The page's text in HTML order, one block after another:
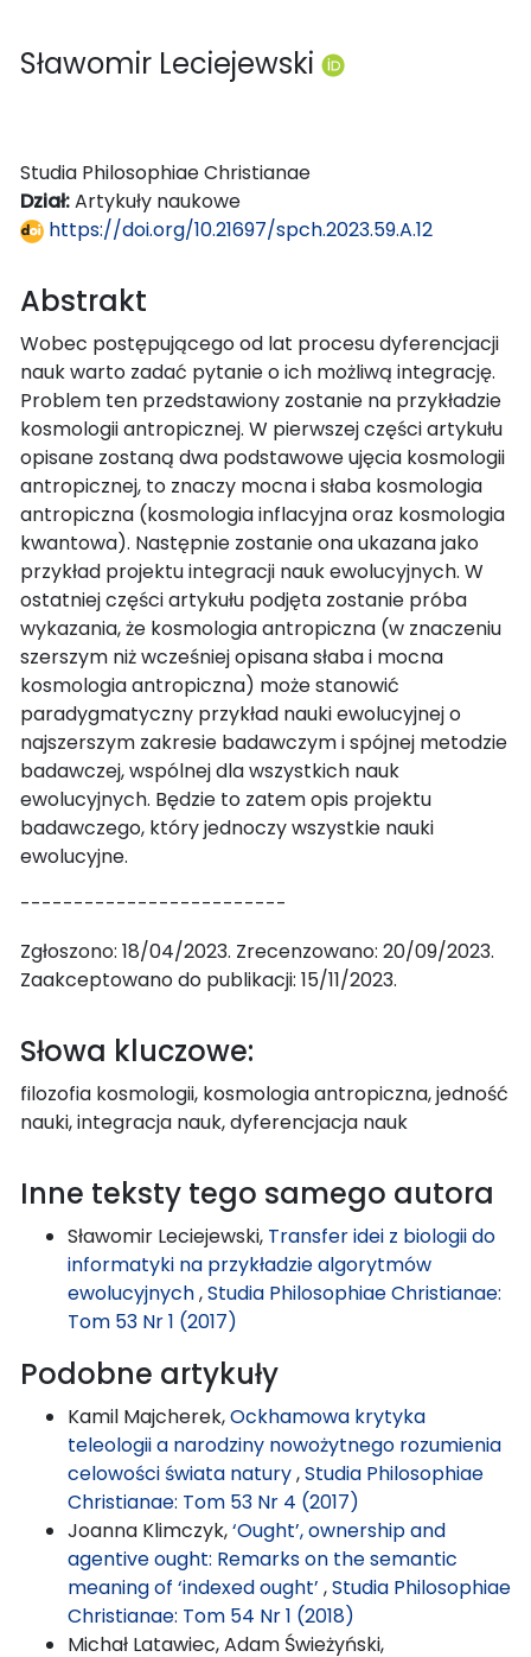
Sławomir Leciejewski
Studia Philosophiae Christianae
Dział:Artykuły naukowe
https://doi.org/10.21697/spch.2023.59.A.12
Abstrakt
Wobec postępującego od lat procesu dyferencjacji
nauk warto zadać pytanie o ich możliwą integrację.
Problem ten przedstawiony zostanie na przykładzie
kosmologii antropicznej. W pierwszej części artykułu
opisane zostaną dwa podstawowe ujęcia kosmologii
antropicznej, to znaczy mocna i słaba kosmologia
antropiczna (kosmologia inflacyjna oraz kosmologia
kwantowa). Następnie zostanie ona ukazana jako
przykład projektu integracji nauk ewolucyjnych. W
ostatniej części artykułu podjęta zostanie próba
wykazania, że kosmologia antropiczna (w znaczeniu
szerszym niż wcześniej opisana słaba i mocna
kosmologia antropiczna) może stanowić
paradygmatyczny przykład nauki ewolucyjnej o
najszerszym zakresie badawczym i spójnej metodzie
badawczej, wspólnej dla wszystkich nauk
ewolucyjnych. Będzie to zatem opis projektu
badawczego, który jednoczy wszystkie nauki
ewolucyjne.
-------------------------
Zgłoszono: 18/04/2023. Zrecenzowano: 20/09/2023.
Zaakceptowano do publikacji: 15/11/2023.
Słowa kluczowe:
filozofia kosmologii, kosmologia antropiczna, jedność
nauki, integracja nauk, dyferencjacja nauk
Inne teksty tego samego autora
Sławomir Leciejewski, Transfer idei z biologii do
informatyki na przykładzie algorytmów
ewolucyjnych,Studia Philosophiae Christianae:
Tom 53 Nr 1 (2017)
Podobne artykuły
Kamil Majcherek,Ockhamowa krytyka
teleologii a narodziny nowożytnego rozumienia
celowości świata natury,Studia Philosophiae
Christianae: Tom 53 Nr 4 (2017)
Joanna Klimczyk,‘Ought’, ownership and
agentive ought: Remarks on the semantic
meaning of ‘indexed ought’ ,Studia Philosophiae
Christianae: Tom 54 Nr 1 (2018)
Michał Latawiec, Adam Świeżyński,